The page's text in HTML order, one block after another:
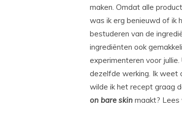
maken. Omdat alle
was ik erg benieuwd of ik
bestuderen van de
ingrediënten ook
experimenteren voor
dezelfde werking. Ik weet
wilde ik het recept graag
on bare skin maakt? Lees